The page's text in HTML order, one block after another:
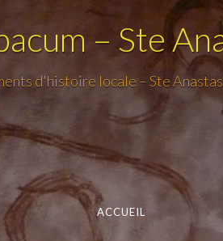
– Ste
d'histoire locale – Ste
ACCUEIL